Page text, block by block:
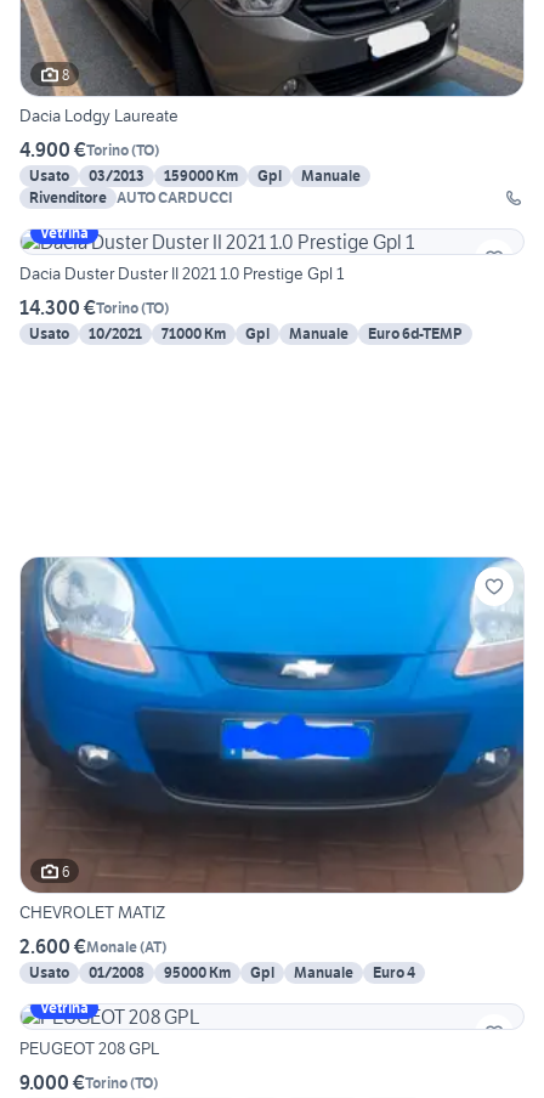
8
Dacia Lodgy Laureate
4.900 €Torino(TO)
Usato
03/2013 159000 Km Gpl
Manuale
Rivenditore AUTO CARDUCCI
Vetrina
Dacia Duster Duster II 2021 1.0 Prestige Gpl 1
14.300 €Torino(TO)
Usato
10/2021 71000 Km Gpl Manuale Euro 6d-TEMP
6
CHEVROLET MATIZ
2.600 €Monale(AT)
Usato
01/2008 95000 Km Gpl Manuale
Euro 4
Vetrina
PEUGEOT 208 GPL
9.000 €Torino(TO)